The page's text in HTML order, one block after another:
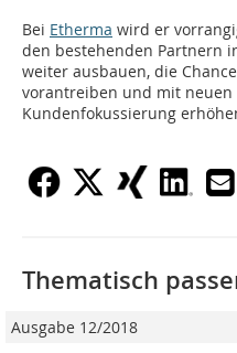
Bei Etherma wird er
den bestehenden Partnern
weiter ausbauen, die
vorantreiben und mit
Kundenfokussierung
Thematisch
Ausgabe 12/2018